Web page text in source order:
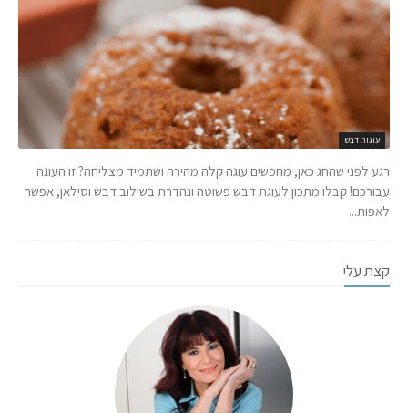
עוגות דבש
רגע לפני שהחג כאן, מחפשים עוגה קלה מהירה ושתמיד מצליחה? זו העוגה
עבורכם! קבלו מתכון לעוגת דבש פשוטה ונהדרת בשילוב דבש וסילאן, אפשר
לאפות...
קצת עלי